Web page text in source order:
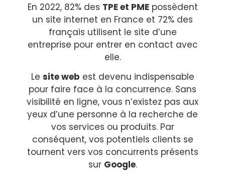
En 2022, 82% des TPE et PMEpossèdent
un site internet en France et 72% des
français utilisent le site d’une
entreprise pour entrer en contact avec
elle.
Le site web est devenu indispensable
pour faire face à la concurrence. Sans
visibilité en ligne, vous n’existez pas aux
yeux d’une personne à la recherche de
vos services ou produits. Par
conséquent, vos potentiels clients se
tournent vers vos concurrents présents
sur Google.